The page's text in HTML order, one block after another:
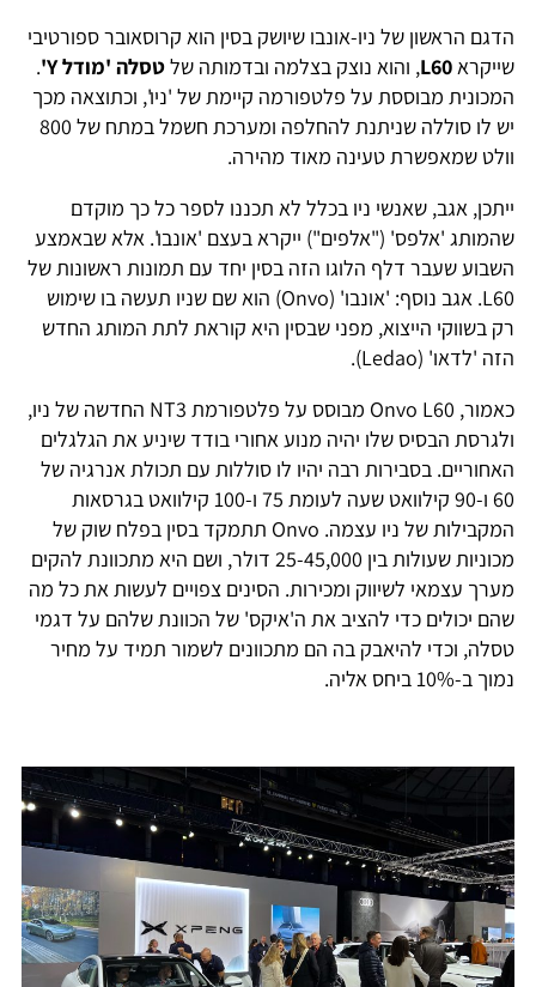
הדגם הראשון של ניו-אונבו שיושק בסין הוא קרוסאובר ספורטיבי
שייקראL60, והוא נוצק בצלמה ובדמותה שלטסלה 'מודל Y'
.
המכונית מבוססת על פלטפורמה קיימת של 'ניו', וכתוצאה מכך
יש לו סוללה שניתנת להחלפה ומערכת חשמל במתח של 800
וולט שמאפשרת טעינה מאוד מהירה.
ייתכן, אגב, שאנשי ניו בכלל לא תכננו לספר כל כך מוקדם
שהמותג 'אלפס' ("אלפים") ייקרא בעצם 'אונבו'. אלא שבאמצע
השבוע שעבר דלף הלוגו הזה בסין יחד עם תמונות ראשונות של
L60. אגב נוסף: 'אונבו' (Onvo) הוא שם שניו תעשה בו שימוש
רק בשווקי הייצוא, מפני שבסין היא קוראת לתת המותג החדש
הזה 'לדאו' (Ledao).
כאמור, Onvo L60 מבוסס על פלטפורמת NT3 החדשה של ניו,
ולגרסת הבסיס שלו יהיה מנוע אחורי בודד שיניע את הגלגלים
האחוריים. בסבירות רבה יהיו לו סוללות עם תכולת אנרגיה של
60 ו-90 קילוואט שעה לעומת 75 ו-100 קילוואט בגרסאות
המקבילות של ניו עצמה. Onvo תתמקד בסין בפלח שוק של
מכוניות שעולות בין 25-45,000 דולר, ושם היא מתכוונת להקים
מערך עצמאי לשיווק ומכירות. הסינים צפויים לעשות את כל מה
שהם יכולים כדי להציב את ה'איקס' של הכוונת שלהם על דגמי
טסלה, וכדי להיאבק בה הם מתכוונים לשמור תמיד על מחיר
נמוך ב-10% ביחס אליה.